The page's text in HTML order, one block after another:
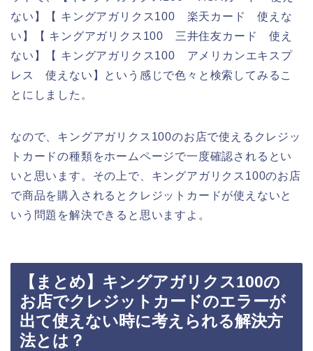
ない】【 キングアガリクス100 楽天カード 使えな
い】【 キングアガリクス100 三井住友カード 使え
ない】【 キングアガリクス100 アメリカンエキスプ
レス 使えない】という感じで色々と検索してみるこ
とにしました。
なので、キングアガリクス100のお店で使えるクレジッ
トカードの種類をホームページで一度確認されるとい
いと思います。その上で、キングアガリクス100のお店
で商品を購入されるとクレジットカードが使えないと
いう問題を解決できると思いますよ。
【まとめ】キングアガリクス100の
お店でクレジットカードのエラーが
出て使えない時に考えられる解決方
法とは？